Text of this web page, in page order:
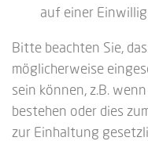
auf einer
Bitte beachten Sie,
möglicherweise
sein können, z.B.
bestehen oder dies
zur Einhaltung